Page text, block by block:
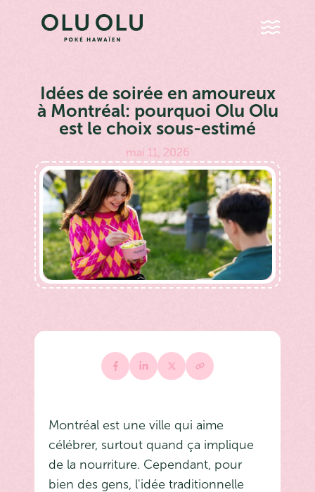
Idées de soirée en amoureux
à Montréal: pourquoi Olu Olu
est le choix sous-estimé
mai 11, 2026
Montréal est une ville qui aime
célébrer, surtout quand ça implique
de la nourriture. Cependant, pour
bien des gens, l'idée traditionnelle